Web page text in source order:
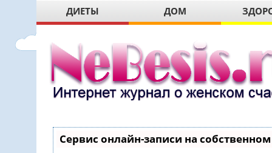
ДИЕТЫ ДОМ
Сервис онлайн-записи на